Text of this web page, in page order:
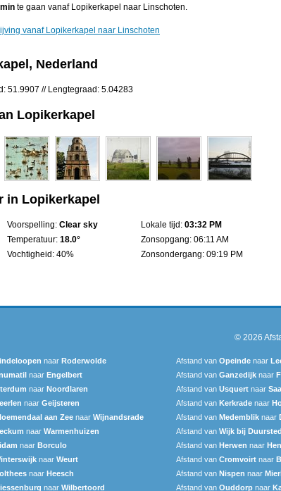
te gaan vanaf Lopikerkapel naar Linschoten.
vanaf Lopikerkapel naar Linschoten
Nederland
51.9907 // Lengtegraad: 5.04283
Lopikerkapel
in Lopikerkapel
Voorspelling: Clear sky
Temperatuur: 18.0°
Vochtigheid: 40%
Lokale tijd: 03:32 PM
Zonsopgang: 06:11 AM
Zonsondergang: 09:19 PM
© 2026
naar Roderwolde Afstand van Opeinde naar
naar Engelbert Afstand van Ganzedijk naar
naar Noordlaren Afstand van Usquert naar
naar Geijsteren Afstand van Kerkrade naar
aan Zee naar Wijnandsrade Afstand van Medemblik naar
naar Warmenhuizen Afstand van Wijk bij
naar Borculo Afstand van Herwen naar
naar Weurt Afstand van Cromvoirt naar
naar Heesch Afstand van Nispen naar
naar Wilbertoord Afstand van Ouddorp naar